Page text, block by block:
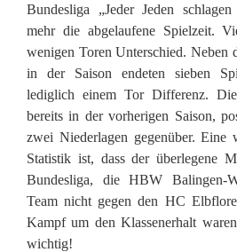
Bundesliga „Jeder Jeden
mehr die abgelaufene Spielzeit.
wenigen Toren Unterschied. Neben
in der Saison endeten sieben
lediglich einem Tor Differenz.
bereits in der vorherigen Saison,
zwei Niederlagen gegenüber. Eine
Statistik ist, dass der überlegene
Bundesliga, die HBW Balingen-
Team nicht gegen den HC
Kampf um den Klassenerhalt
wichtig!